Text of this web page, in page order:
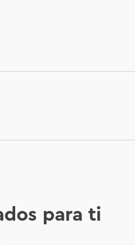
para ti